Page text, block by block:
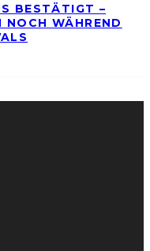
BESTÄTIGT –
NOCH WÄHREND